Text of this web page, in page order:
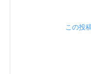
この投